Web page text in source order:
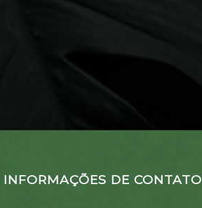
INFORMAÇÕES DE CONTATO